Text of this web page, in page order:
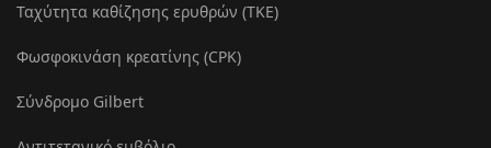
Ταχύτητα καθίζησης ερυθρών (ΤΚΕ)
Φωσφοκινάση κρεατίνης (CPK)
Σύνδρομο Gilbert